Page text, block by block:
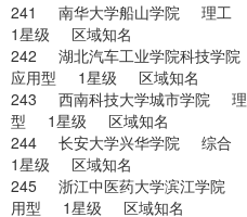
241 南华大学船山学院
1星级 区域知名
242 湖北汽车工业学院科
应用型 1星级 区域知名
243 西南科技大学城市学
型 1星级 区域知名
244 长安大学兴华学院
1星级 区域知名
245 浙江中医药大学滨江
用型 1星级 区域知名